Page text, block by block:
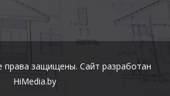
права защищены. Сайт разработан
HiMedia.by